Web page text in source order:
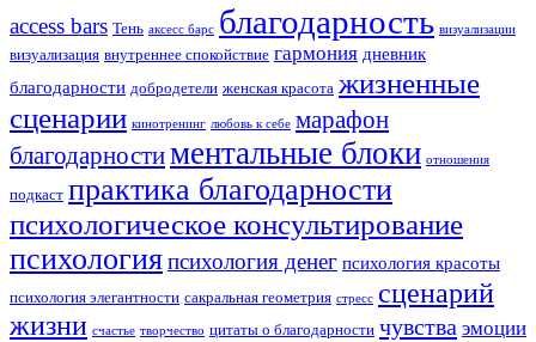
access bars Тень аксесс барс благодарность визуализации
визуализация внутреннее спокойствие гармония дневник
благодарности добродетели женская красота жизненные
сценарии кинотренинг любовь к себе марафон
благодарностиментальные блоки отношения
подкаст практика благодарности
психологическое консультирование
психологияпсихология денег психология красоты
психология элегантности сакральная геометрия стресс сценарий
жизни счастье творчество цитаты о благодарности чувства эмоции